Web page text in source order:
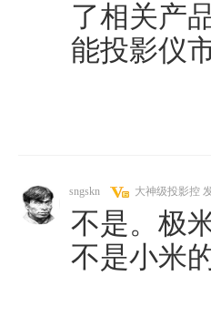
了相关产
能投影仪
sngskn 大神级投影控
不是。极
不是小米